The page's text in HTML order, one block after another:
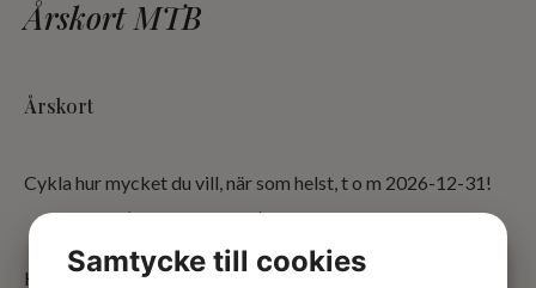
Årskort MTB
Årskort
Cykla hur mycket du vill, när som helst, t o m 2026-12-31!
Vuxen (15 år och uppåt) – 950 kr
Barn (upp tom 14 år) – 550 kr
Köp ditt årskort här på vår hemsidaeller via Epassi.
Samtycke till cookies